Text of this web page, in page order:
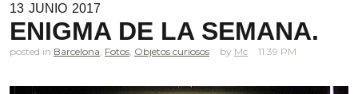
13 JUNIO 2017
ENIGMA DE LA SEMANA.
posted in Barcelona Fotos Objetos curiosos Mc 11.39 PM